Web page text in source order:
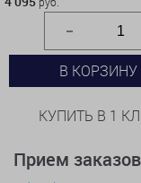
В КОРЗИНУ
КУПИТЬ В 1
Прием